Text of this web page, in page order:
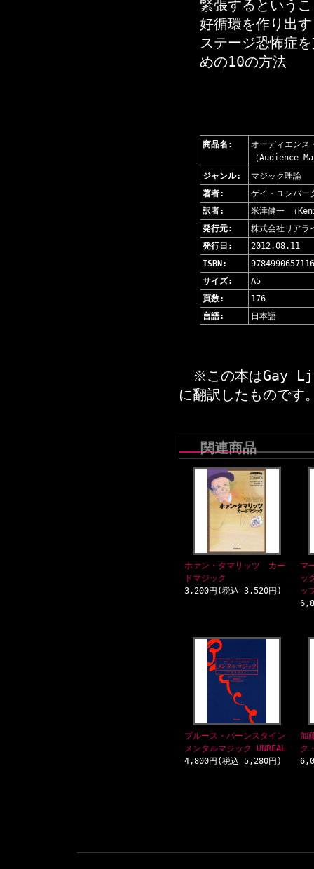
緊張するという
好循環を作り出す
ステージ恐怖症
めの10の方法
商品名:
オーディエン
（Audience
ジャンル:
マジック理論
著者:
ゲイ・ユンバ
訳者:
米津健一 （
発行元:
株式会社リアラ
発行日:
2012.08.11
ISBN:
9784990657116
サイズ:
A5
頁数:
176
言語:
日本語
※この本はGay
に翻訳したものです
関連商品
ホァン・タマリッツ カー
ドマジック
3,200円(税込 3,520円)
マ
ッ
ッ
ブルース・バーンスタイン
メンタルマジック UNREAL
4,800円(税込 5,280円)
加
ク